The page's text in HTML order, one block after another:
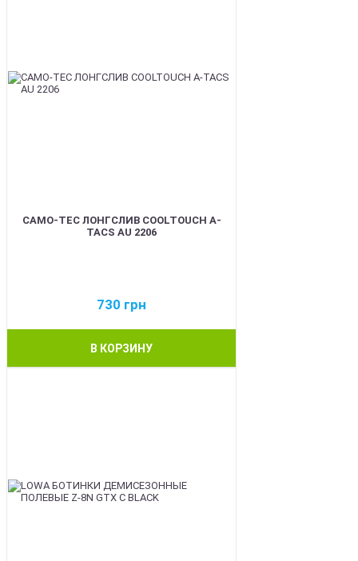
CAMO-TEC ЛОНГСЛИВ COOLTOUCH A-
TACS AU 2206
730 грн
В КОРЗИНУ